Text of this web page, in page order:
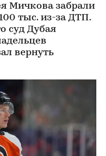
Мичкова забрали
тыс. из-за ДТП.
суд Дубая
вернуть